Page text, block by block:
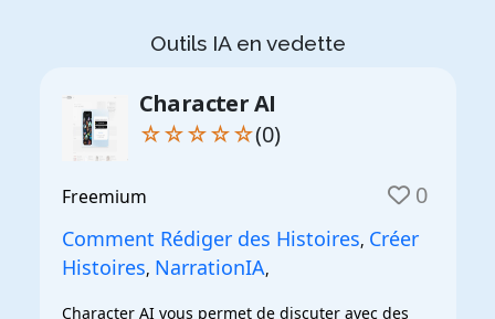
Outils IA en vedette
Character AI
☆☆☆☆☆(0)
Freemium 0
Comment Rédiger des Histoires, Créer
Histoires, NarrationIA,
Character AI vous permet de discuter avec des